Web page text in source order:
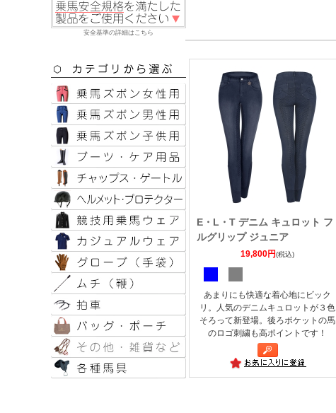
安全基準の詳細はこちら
E・L・T デニム キュロット フ
ルグリップ ジュニア
19,800円(税込)
あまりにも快適な着心地にビック
リ。人気のデニムキュロットが３色
そろって新登場。後ろポケットの馬
のロゴ刺繍も高ポイントです！